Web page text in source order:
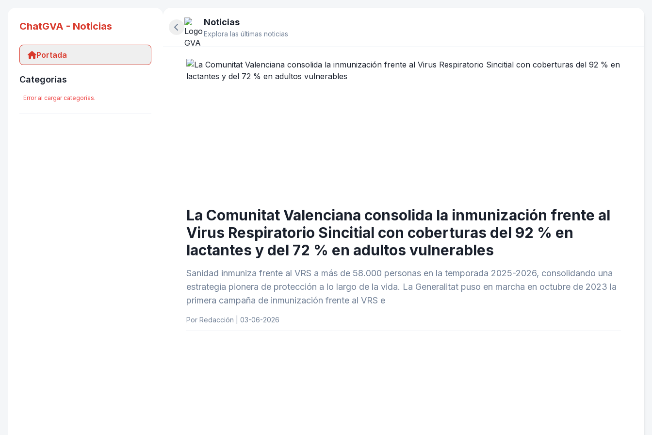
ChatGVA - Noticias
Portada
Categorías
Error al cargar categorías.
Ocultar panel lateral
Noticias
Explora las últimas noticias
La Comunitat Valenciana consolida la inmunización frente al
Virus Respiratorio Sincitial con coberturas del 92 % en
lactantes y del 72 % en adultos vulnerables
Sanidad inmuniza frente al VRS a más de 58.000 personas en la temporada 2025-2026, consolidando una
estrategia pionera de protección a lo largo de la vida. La Generalitat puso en marcha en octubre de 2023 la
primera campaña de inmunización frente al VRS e
Por Redacción | 03-06-2026